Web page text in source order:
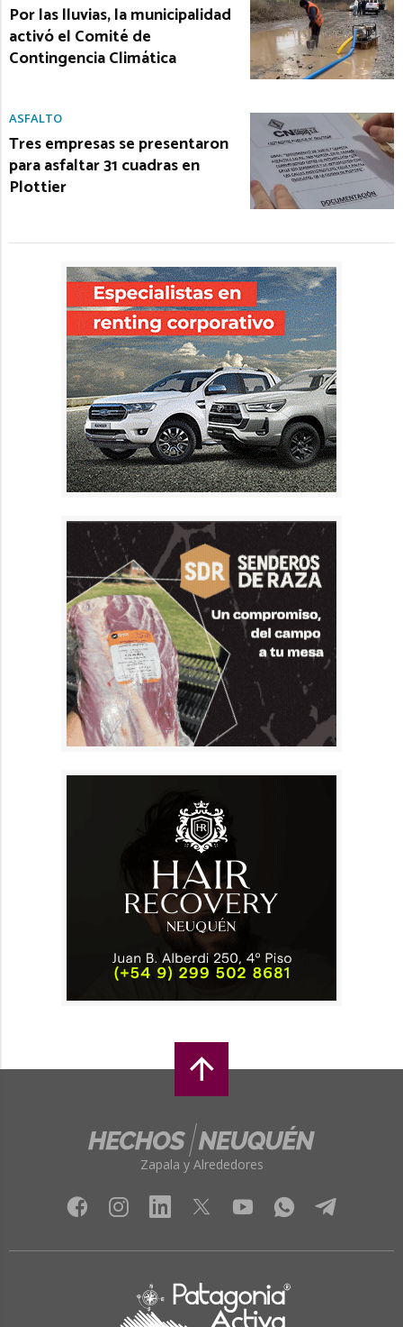
Por las lluvias, la municipalidad
activó el Comité de
Contingencia Climática
ASFALTO
Tres empresas se presentaron
para asfaltar 31 cuadras en
Plottier
Zapala y Alrededores